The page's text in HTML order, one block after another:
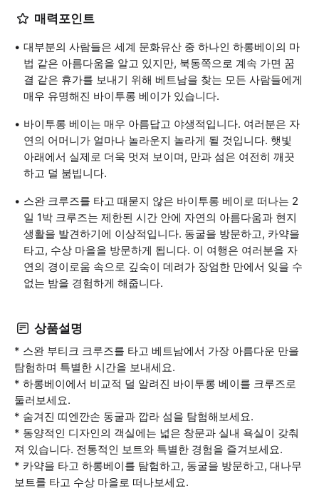
매력포인트
대부분의 사람들은 세계 문화유산 중 하나인 하롱베이의 마
법 같은 아름다움을 알고 있지만, 북동쪽으로 계속 가면 꿈
결 같은 휴가를 보내기 위해 베트남을 찾는 모든 사람들에게
매우 유명해진 바이투롱 베이가 있습니다.
바이투롱 베이는 매우 아름답고 야생적입니다. 여러분은 자
연의 어머니가 얼마나 놀라운지 놀라게 될 것입니다. 햇빛
아래에서 실제로 더욱 멋져 보이며, 만과 섬은 여전히 깨끗
하고 덜 붐빕니다.
스완 크루즈를 타고 때묻지 않은 바이투롱 베이로 떠나는 2
일 1박 크루즈는 제한된 시간 안에 자연의 아름다움과 현지
생활을 발견하기에 이상적입니다. 동굴을 방문하고, 카약을
타고, 수상 마을을 방문하게 됩니다. 이 여행은 여러분을 자
연의 경이로움 속으로 깊숙이 데려가 장엄한 만에서 잊을 수
없는 밤을 경험하게 해줍니다.
상품설명
* 스완 부티크 크루즈를 타고 베트남에서 가장 아름다운 만을
탐험하며 특별한 시간을 보내세요.
* 하롱베이에서 비교적 덜 알려진 바이투롱 베이를 크루즈로
둘러보세요.
* 숨겨진 띠엔깐손 동굴과 깝라 섬을 탐험해보세요.
* 동양적인 디자인의 객실에는 넓은 창문과 실내 욕실이 갖춰
져 있습니다. 전통적인 보트와 특별한 경험을 즐겨보세요.
* 카약을 타고 하롱베이를 탐험하고, 동굴을 방문하고, 대나무
보트를 타고 수상 마을로 떠나보세요.